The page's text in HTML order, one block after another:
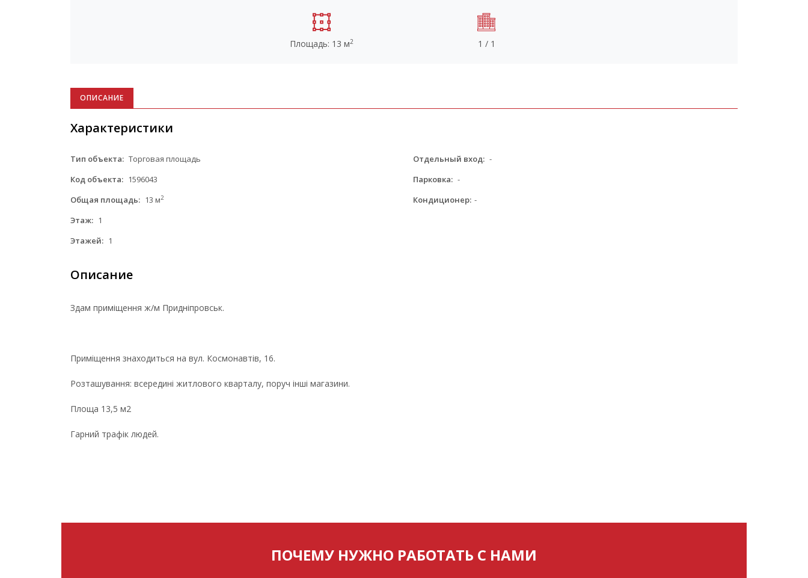
Площадь: 13 м2 1 / 1
ОПИСАНИЕ
Характеристики
Тип объекта: Торговая площадь
Код объекта: 1596043
Общая площадь: 13 м2
Этаж: 1
Этажей: 1
Отдельный вход: -
Парковка: -
Кондиционер: -
Описание
Здам приміщення ж/м Придніпровськ.
Приміщення знаходиться на вул. Космонавтів, 16.
Розташування: всередині житлового кварталу, поруч інші магазини.
Площа 13,5 м2
Гарний трафік людей.
ПОЧЕМУ НУЖНО РАБОТАТЬ С НАМИ